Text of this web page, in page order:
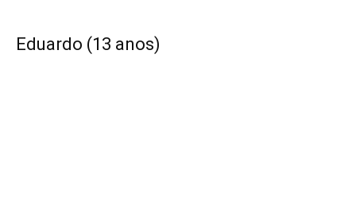
Eduardo (13 anos)